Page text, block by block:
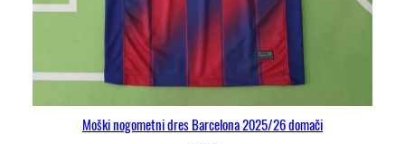
Moški nogometni dres Barcelona 2025/26 domači